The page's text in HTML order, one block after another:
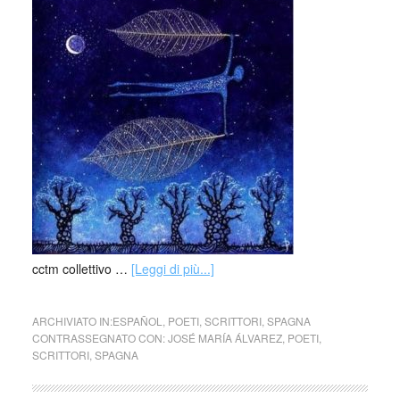
cctm collettivo … [Leggi di più...]
ARCHIVIATO IN:ESPAÑOL POETI, SCRITTORI, SPAGNA
CONTRASSEGNATO CON:JOSÉ MARÍA ÁLVAREZ, POETI,
SCRITTORI, SPAGNA